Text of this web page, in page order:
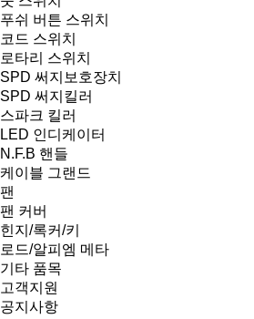
푸쉬 버튼 스위치
코드 스위치
로타리 스위치
SPD 써지보호장치
SPD 써지킬러
스파크 킬러
LED 인디케이터
N.F.B 핸들
케이블 그랜드
팬
팬 커버
힌지/록커/키
로드/알피엠 메타
기타 품목
고객지원
공지사항